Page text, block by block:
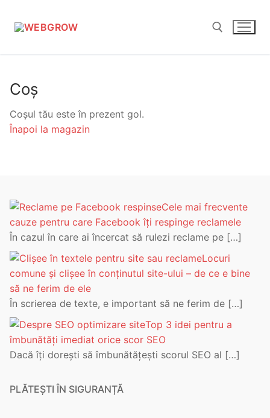
Coș
Coșul tău este în prezent gol.
Înapoi la magazin
Cele mai frecvente
cauze pentru care Facebook îți respinge reclamele
În cazul în care ai încercat să rulezi reclame pe […]
Locuri
comune și clișee în conținutul site-ului – de ce e bine
să ne ferim de ele
În scrierea de texte, e important să ne ferim de […]
Top 3 idei pentru a
îmbunătăți imediat orice scor SEO
Dacă îți dorești să îmbunătățești scorul SEO al […]
PLĂTEȘTI ÎN SIGURANȚĂ